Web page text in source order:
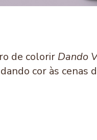
de colorir Dando
cor às cenas